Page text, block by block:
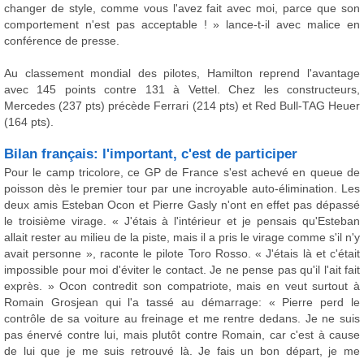
changer de style, comme vous l'avez fait avec moi, parce que son
comportement n'est pas acceptable ! » lance-t-il avec malice en
conférence de presse.
Au classement mondial des pilotes, Hamilton reprend l'avantage
avec 145 points contre 131 à Vettel. Chez les constructeurs,
Mercedes (237 pts) précède Ferrari (214 pts) et Red Bull-TAG Heuer
(164 pts).
Bilan français: l'important, c'est de participer
Pour le camp tricolore, ce GP de France s'est achevé en queue de
poisson dès le premier tour par une incroyable auto-élimination. Les
deux amis Esteban Ocon et Pierre Gasly n'ont en effet pas dépassé
le troisième virage. « J'étais à l'intérieur et je pensais qu'Esteban
allait rester au milieu de la piste, mais il a pris le virage comme s'il n'y
avait personne », raconte le pilote Toro Rosso. « J'étais là et c'était
impossible pour moi d'éviter le contact. Je ne pense pas qu'il l'ait fait
exprès. » Ocon contredit son compatriote, mais en veut surtout à
Romain Grosjean qui l'a tassé au démarrage: « Pierre perd le
contrôle de sa voiture au freinage et me rentre dedans. Je ne suis
pas énervé contre lui, mais plutôt contre Romain, car c'est à cause
de lui que je me suis retrouvé là. Je fais un bon départ, je me